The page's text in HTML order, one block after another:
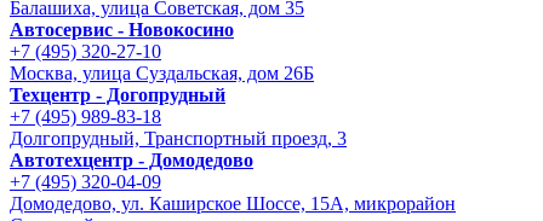
Балашиха, улица Советская, дом 35
Автосервис - Новокосино
+7 (495) 320-27-10
Москва, улица Суздальская, дом 26Б
Техцентр - Догопрудный
+7 (495) 989-83-18
Долгопрудный, Транспортный проезд, 3
Автотехцентр - Домодедово
+7 (495) 320-04-09
Домодедово, ул. Каширское Шоссе, 15А, микрорайон